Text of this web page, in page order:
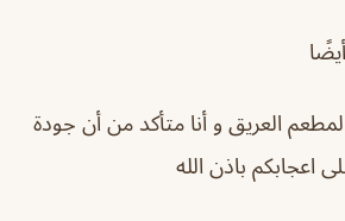
العريق و أنا متأكد من أن جودة
اعجابكم باذن الله